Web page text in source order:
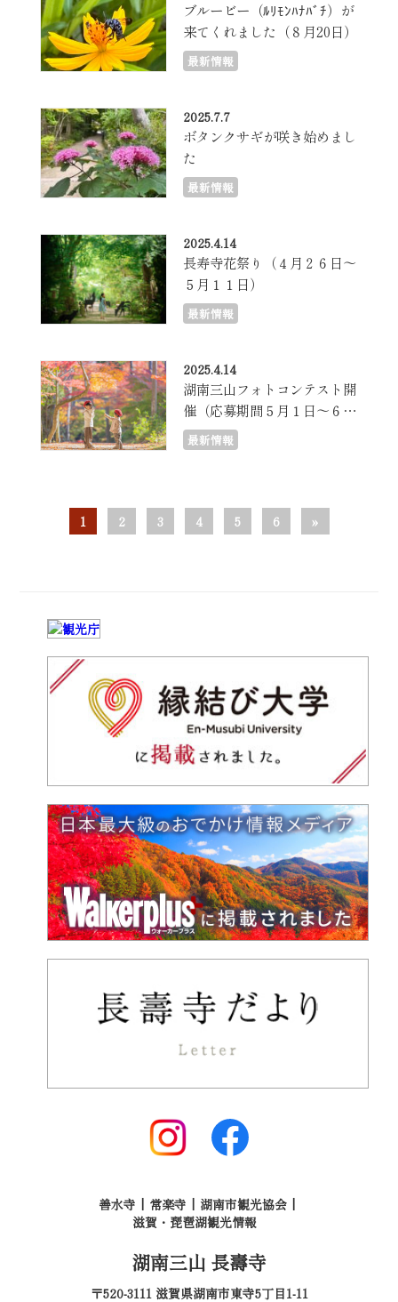
ブルービー（ﾙﾘﾓﾝﾊﾅﾊﾞﾁ）が
来てくれました（８月20日）
最新情報
2025.7.7
ボタンクサギが咲き始めまし
た
最新情報
2025.4.14
長寿寺花祭り（４月２６日～
５月１１日）
最新情報
2025.4.14
湖南三山フォトコンテスト開
催（応募期間５月１日～６月
３０日）
最新情報
1 2 3 4 5 6 »
善水寺 常楽寺
湖南市観光協会
滋賀・琵琶湖観光情報
湖南三山 長壽寺
〒520-3111 滋賀県湖南市東寺5丁目1-11